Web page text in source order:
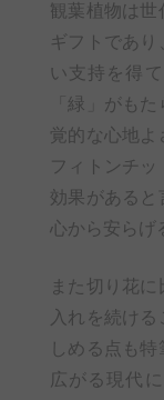
観葉植物は世
ギフトであ
い支持を得
「緑」がも
覚的な心地よ
フィトンチ
効果があると
心から安らげ
また切り花
入れを続け
しめる点も
広がる現代